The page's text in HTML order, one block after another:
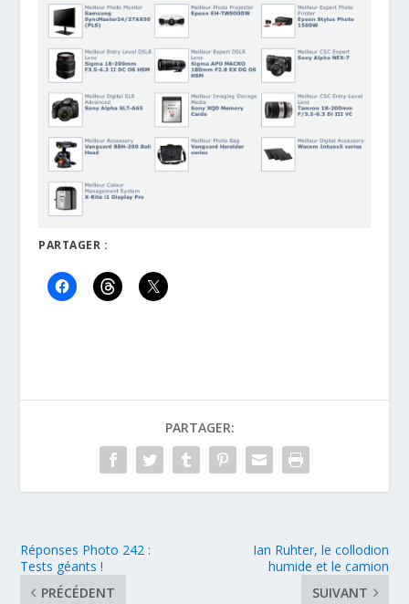
PARTAGER :
PARTAGER:
Réponses Photo 242 :
Tests géants !
PRÉCÉDENT
Ian Ruhter, le collodion
humide et le camion
SUIVANT